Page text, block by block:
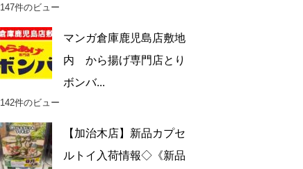
147件のビュー
マンガ倉庫鹿児島店敷地
内 から揚げ専門店とり
ボンバ...
142件のビュー
【加治木店】新品カプセ
ルトイ入荷情報◇《新品